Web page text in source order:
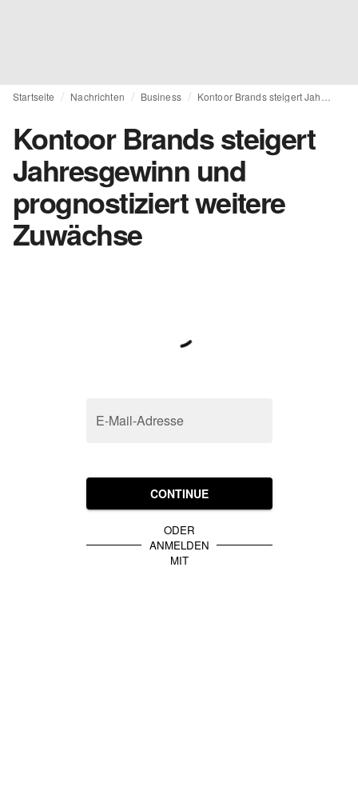
Startseite Nachrichten Business
Kontoor Brands steigert
Jahresgewinn und
prognostiziert weitere
Zuwächse
E-Mail-Adresse
CONTINUE
ODER
ANMELDEN
MIT